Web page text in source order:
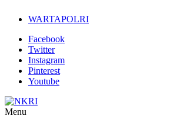
WARTAPOLRI
Facebook
Twitter
Instagram
Pinterest
Youtube
Menu